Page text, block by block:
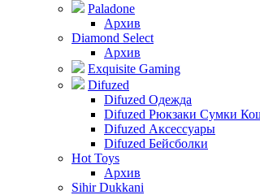
Paladone
Архив
Diamond Select
Архив
Exquisite Gaming
Difuzed
Difuzed Одежда
Difuzed Рюкзаки Сумки
Difuzed Аксессуары
Difuzed Бейсболки
Hot Toys
Архив
Sihir Dukkani